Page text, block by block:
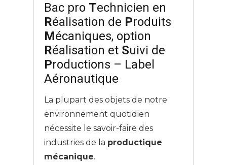
Bac pro Technicien en
Réalisation de Produits
Mécaniques, option
Réalisation et Suivi de
Productions – Label
Aéronautique
La plupart des objets de notre
environnement quotidien
nécessite le savoir-faire des
industries de la productique
mécanique.